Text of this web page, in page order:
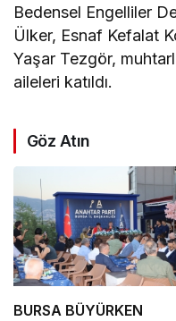
Bedensel Engelliler
Ülker, Esnaf Kefalat
Yaşar Tezgör,
aileleri katıldı.
Göz Atın
BURSA BÜYÜRKEN